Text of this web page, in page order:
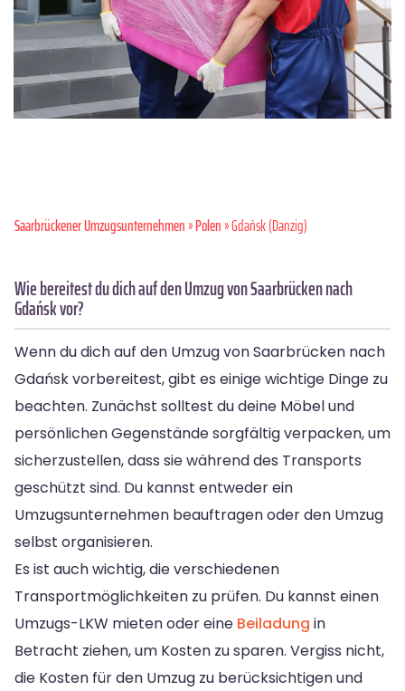
Saarbrückener Umzugsunternehmen»Polen» Gdańsk (Danzig)
Wie bereitest du dich auf den Umzug von Saarbrücken nach
Gdańsk vor?
Wenn du dich auf den Umzug von Saarbrücken nach
Gdańsk vorbereitest, gibt es einige wichtige Dinge zu
beachten. Zunächst solltest du deine Möbel und
persönlichen Gegenstände sorgfältig verpacken, um
sicherzustellen, dass sie während des Transports
geschützt sind. Du kannst entweder ein
Umzugsunternehmen beauftragen oder den Umzug
selbst organisieren.
Es ist auch wichtig, die verschiedenen
Transportmöglichkeiten zu prüfen. Du kannst einen
Umzugs-LKW mieten oder eine Beiladung in
Betracht ziehen, um Kosten zu sparen. Vergiss nicht,
die Kosten für den Umzug zu berücksichtigen und